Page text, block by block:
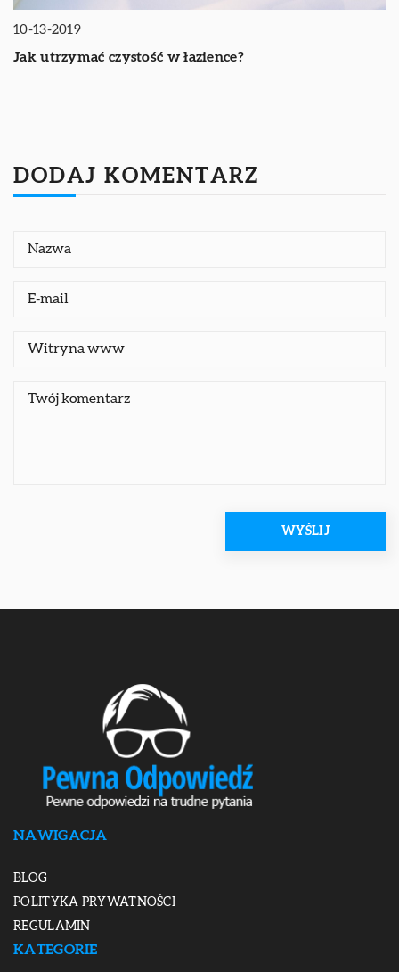
10-13-2019
Jak utrzymać czystość w łazience?
DODAJ KOMENTARZ
NAWIGACJA
BLOG
POLITYKA PRYWATNOŚCI
REGULAMIN
KATEGORIE